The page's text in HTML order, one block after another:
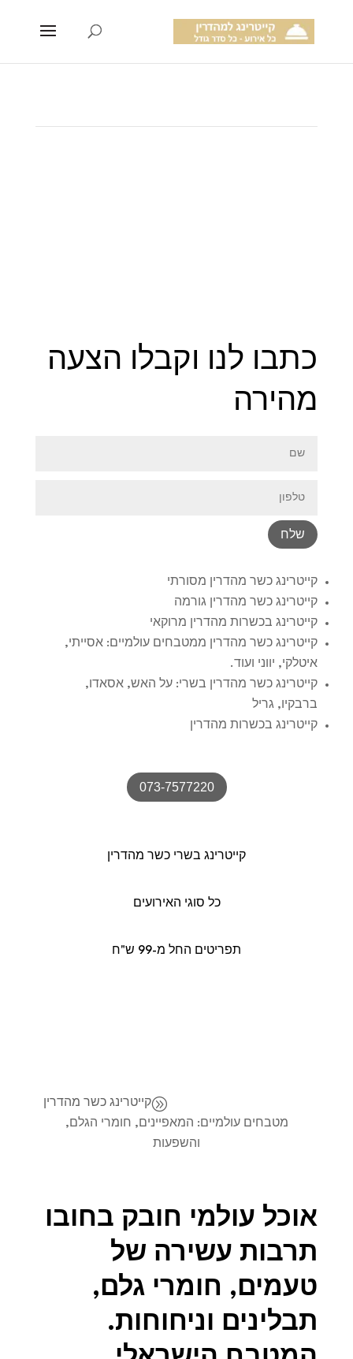
כתבו לנו וקבלו הצעה
מהירה
שלח
קייטרינג כשר מהדרין מסורתי
קייטרינג כשר מהדרין גורמה
קייטרינג בכשרות מהדרין מרוקאי
קייטרינג כשר מהדרין ממטבחים עולמיים: אסייתי,
איטלקי, יווני ועוד.
קייטרינג כשר מהדרין בשרי: על האש, אסאדו,
ברבקיו, גריל
קייטרינג בכשרות מהדרין
073-7577220
קייטרינג בשרי כשר מהדרין
כל סוגי האירועים
תפריטים החל מ-99 ש"ח
Aקייטרינג כשר מהדרין
מטבחים עולמיים: המאפיינים, חומרי הגלם,
והשפעות
אוכל עולמי חובק בחובו
תרבות עשירה של
טעמים, חומרי גלם,
תבלינים וניחוחות.